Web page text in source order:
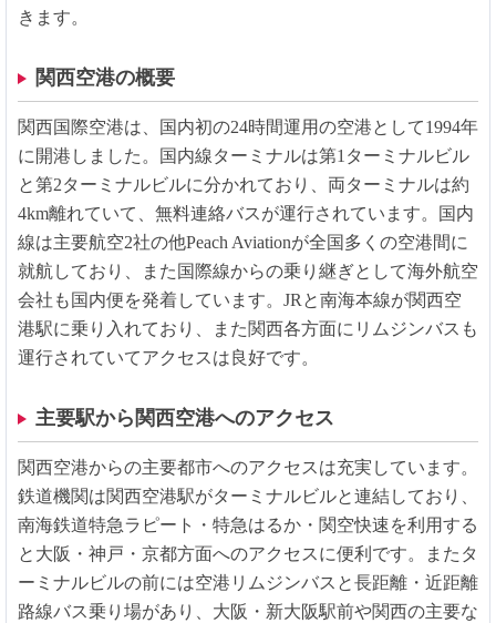
きます。
関西空港の概要
関西国際空港は、国内初の24時間運用の空港として1994年
に開港しました。国内線ターミナルは第1ターミナルビル
と第2ターミナルビルに分かれており、両ターミナルは約
4km離れていて、無料連絡バスが運行されています。国内
線は主要航空2社の他Peach Aviationが全国多くの空港間に
就航しており、また国際線からの乗り継ぎとして海外航空
会社も国内便を発着しています。JRと南海本線が関西空
港駅に乗り入れており、また関西各方面にリムジンバスも
運行されていてアクセスは良好です。
主要駅から関西空港へのアクセス
関西空港からの主要都市へのアクセスは充実しています。
鉄道機関は関西空港駅がターミナルビルと連結しており、
南海鉄道特急ラピート・特急はるか・関空快速を利用する
と大阪・神戸・京都方面へのアクセスに便利です。またタ
ーミナルビルの前には空港リムジンバスと長距離・近距離
路線バス乗り場があり、大阪・新大阪駅前や関西の主要な